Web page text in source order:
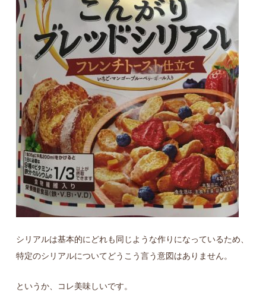
シリアルは基本的にどれも同じような作りになっているため、
特定のシリアルについてどうこう言う意図はありません。
というか、コレ美味しいです。